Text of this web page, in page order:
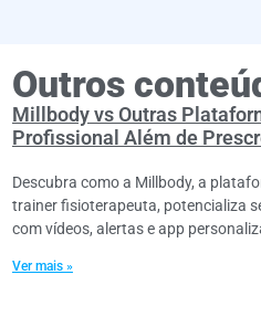
Outros
Millbody vs Outras
Profissional Além de
Descubra como a Millbody, a
trainer fisioterapeuta, potencializa
com vídeos, alertas e app
Ver mais »